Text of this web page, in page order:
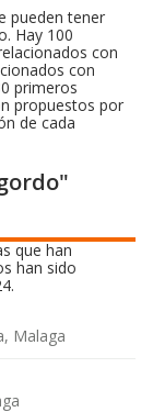
pueden tener
Hay 100
con
con
primeros
propuestos por
de cada
que han
han sido
Malaga